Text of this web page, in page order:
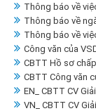
Thông báo về
Thông báo về
Thông báo về
Công văn của
CBTT Hồ sơ
CBTT Công văn
EN_ CBTT CV
VN_ CBTT CV